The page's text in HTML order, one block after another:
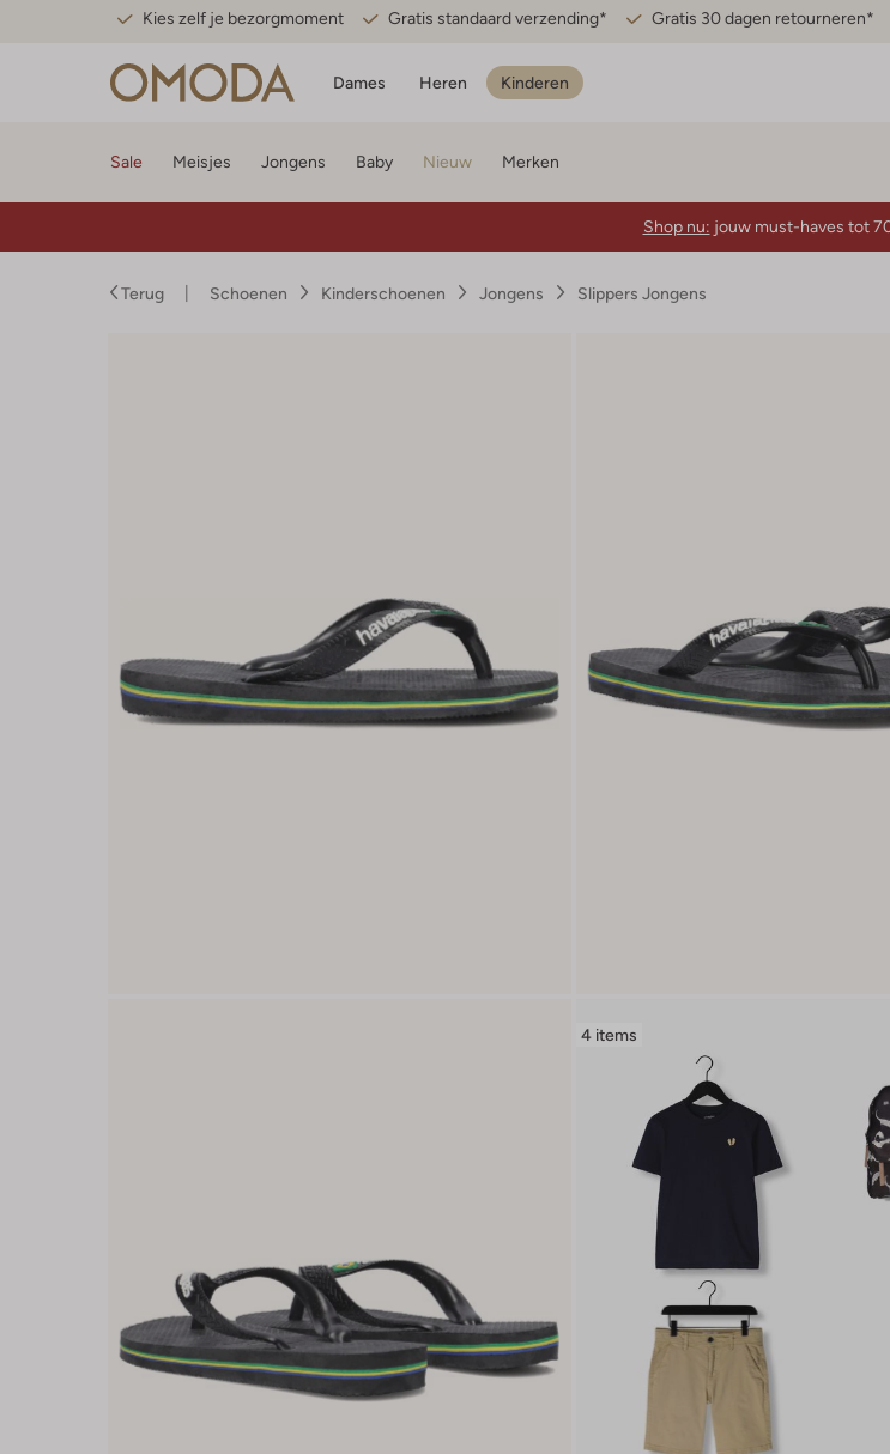
Kies zelf je bezorgmoment Gratis standaard verzending* Gratis 30 dagen retourneren*
Dames Heren Kinderen
Sale Meisjes Jongens Baby Nieuw Merken
Shop nu: jouw must-haves tot
Terug Schoenen Kinderschoenen Jongens Slippers Jongens
4 items